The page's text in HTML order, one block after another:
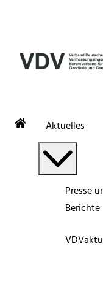
Aktuelles
Presse
Berichte